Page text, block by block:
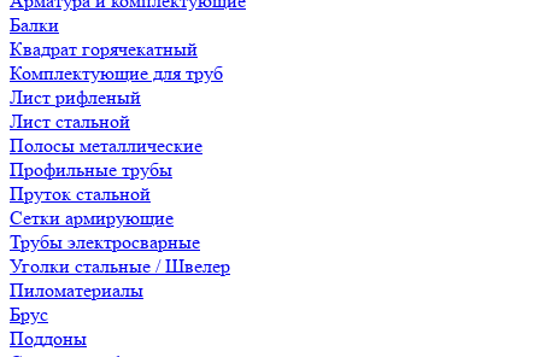
Балки
Квадрат горячекатный
Комплектующие для труб
Лист рифленый
Лист стальной
Полосы металлические
Профильные трубы
Пруток стальной
Сетки армирующие
Трубы электросварные
Уголки стальные / Швелер
Пиломатериалы
Брус
Поддоны